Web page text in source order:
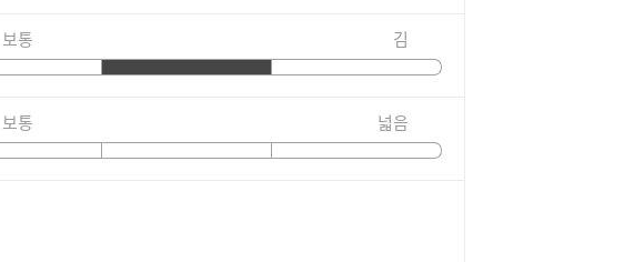
보통 김
보통 넓음